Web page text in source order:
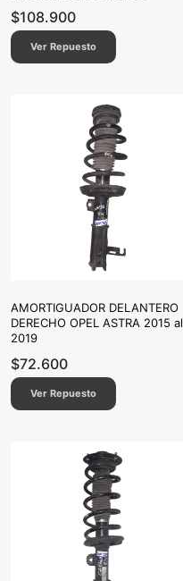
$108.900
Ver Repuesto
AMORTIGUADOR DELANTERO
DERECHO OPEL ASTRA 2015 al
2019
$72.600
Ver Repuesto